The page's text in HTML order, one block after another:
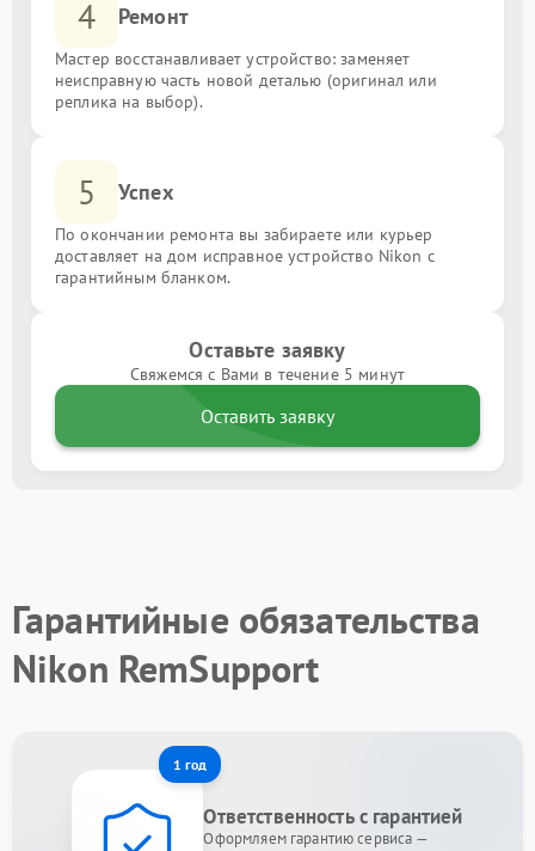
4 Ремонт
Мастер восстанавливает устройство: заменяет
неисправную часть новой деталью (оригинал или
реплика на выбор).
5 Успех
По окончании ремонта вы забираете или курьер
доставляет на дом исправное устройство Nikon с
гарантийным бланком.
Оставьте заявку
Свяжемся с Вами в течение 5 минут
Оставить заявку
Гарантийные обязательства
Nikon RemSupport
1 год
Ответственность с гарантией
Оформляем гарантию сервиса —